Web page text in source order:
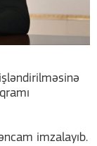
imzalayıb.